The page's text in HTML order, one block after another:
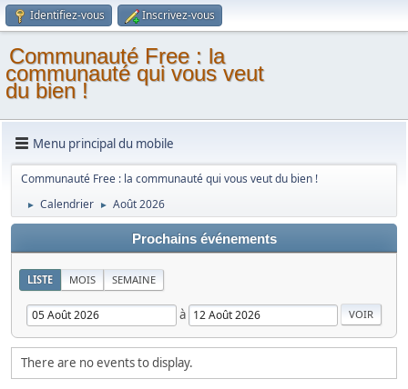
Identifiez-vous Inscrivez-vous
Communauté Free : la
communauté qui vous veut
du bien !
Menu principal du mobile
Communauté Free : la communauté qui vous veut du bien !
► Calendrier ► Août 2026
Prochains événements
LISTE MOIS SEMAINE
à
There are no events to display.